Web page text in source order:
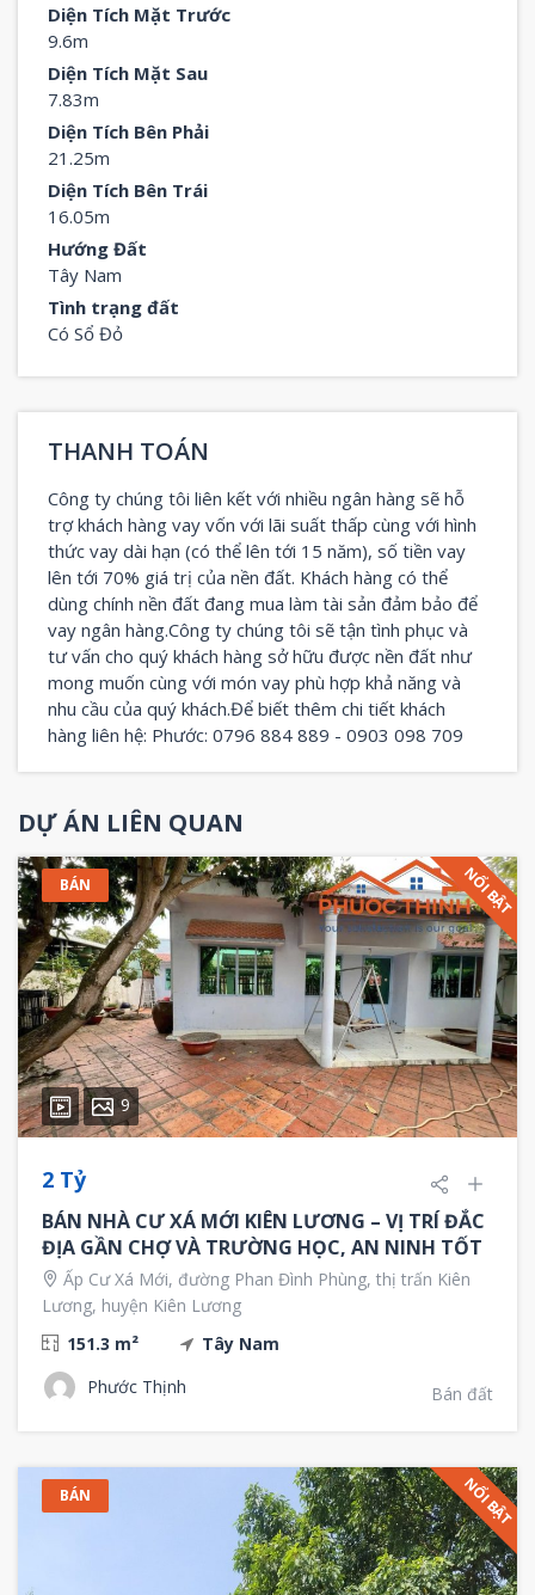
Diện Tích Mặt Trước
9.6m
Diện Tích Mặt Sau
7.83m
Diện Tích Bên Phải
21.25m
Diện Tích Bên Trái
16.05m
Hướng Đất
Tây Nam
Tình trạng đất
Có Sổ Đỏ
THANH TOÁN
Công ty chúng tôi liên kết với nhiều ngân hàng sẽ hỗ
trợ khách hàng vay vốn với lãi suất thấp cùng với hình
thức vay dài hạn (có thể lên tới 15 năm), số tiền vay
lên tới 70% giá trị của nền đất. Khách hàng có thể
dùng chính nền đất đang mua làm tài sản đảm bảo để
vay ngân hàng.Công ty chúng tôi sẽ tận tình phục và
tư vấn cho quý khách hàng sở hữu được nền đất như
mong muốn cùng với món vay phù hợp khả năng và
nhu cầu của quý khách.Để biết thêm chi tiết khách
hàng liên hệ: Phước: 0796 884 889 - 0903 098 709
DỰ ÁN LIÊN QUAN
BÁN NỔI BẬT
9
2 Tỷ
BÁN NHÀ CƯ XÁ MỚI KIÊN LƯƠNG – VỊ TRÍ ĐẮC
ĐỊA GẦN CHỢ VÀ TRƯỜNG HỌC, AN NINH TỐT
Ấp Cư Xá Mới, đường Phan Đình Phùng, thị trấn Kiên
Lương, huyện Kiên Lương
151.3 m²
Tây Nam
Phước Thịnh
Bán đất
BÁN NỔI BẬT